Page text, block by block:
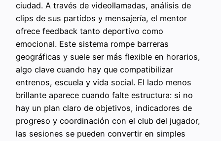
ciudad. A través de videollamadas, análisis de
clips de sus partidos y mensajería, el mentor
ofrece feedback tanto deportivo como
emocional. Este sistema rompe barreras
geográficas y suele ser más flexible en horarios,
algo clave cuando hay que compatibilizar
entrenos, escuela y vida social. El lado menos
brillante aparece cuando falte estructura: si no
hay un plan claro de objetivos, indicadores de
progreso y coordinación con el club del jugador,
las sesiones se pueden convertir en simples